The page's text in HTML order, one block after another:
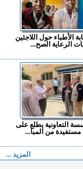
الأطباء حول اللاجئين
الرعاية الصح...
التعاونية يطلع على
مستفيدة من المبا...
المزيد ...